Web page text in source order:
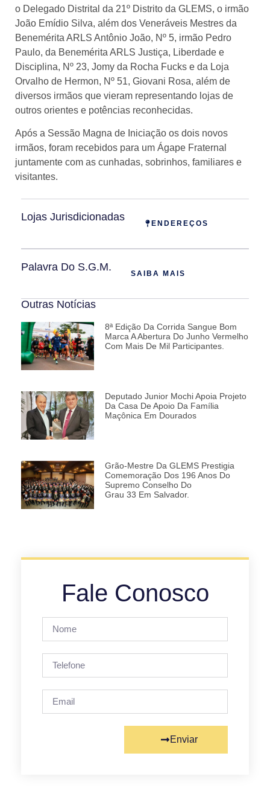
o Delegado Distrital da 21º Distrito da GLEMS, o irmão
João Emídio Silva, além dos Veneráveis Mestres da
Benemérita ARLS Antônio João, Nº 5, irmão Pedro
Paulo, da Benemérita ARLS Justiça, Liberdade e
Disciplina, Nº 23, Jomy da Rocha Fucks e da Loja
Orvalho de Hermon, Nº 51, Giovani Rosa, além de
diversos irmãos que vieram representando lojas de
outros orientes e potências reconhecidas.
Após a Sessão Magna de Iniciação os dois novos
irmãos, foram recebidos para um Ágape Fraternal
juntamente com as cunhadas, sobrinhos, familiares e
visitantes.
Lojas Jurisdicionadas
ENDEREÇOS
Palavra Do S.G.M.
SAIBA MAIS
Outras Notícias
8ª Edição Da Corrida Sangue Bom
Marca A Abertura Do Junho Vermelho
Com Mais De Mil Participantes.
Deputado Junior Mochi Apoia Projeto
Da Casa De Apoio Da Família
Maçônica Em Dourados
Grão-Mestre Da GLEMS Prestigia
Comemoração Dos 196 Anos Do
Supremo Conselho Do
Grau 33 Em Salvador.
Fale Conosco
Enviar